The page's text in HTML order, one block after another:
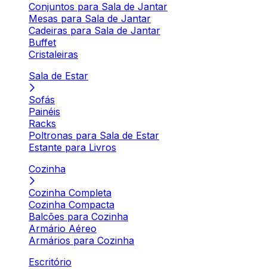
Conjuntos para Sala de Jantar
Mesas para Sala de Jantar
Cadeiras para Sala de Jantar
Buffet
Cristaleiras
Sala de Estar
Sofás
Painéis
Racks
Poltronas para Sala de Estar
Estante para Livros
Cozinha
Cozinha Completa
Cozinha Compacta
Balcões para Cozinha
Armário Aéreo
Armários para Cozinha
Escritório